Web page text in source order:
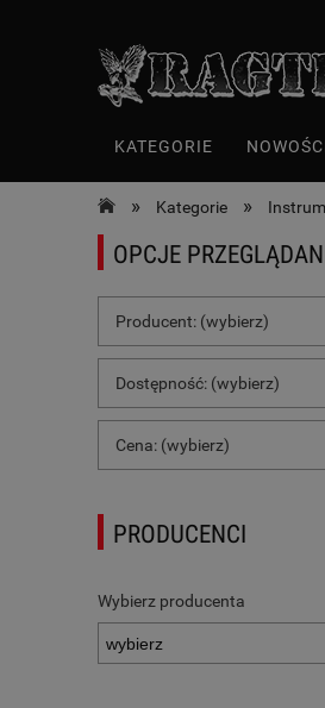
KATEGORIE
» Kategorie »
OPCJE
Producent: (wybierz)
Dostępność: (wybierz)
Cena: (wybierz)
PRODUCENCI
Wybierz producenta